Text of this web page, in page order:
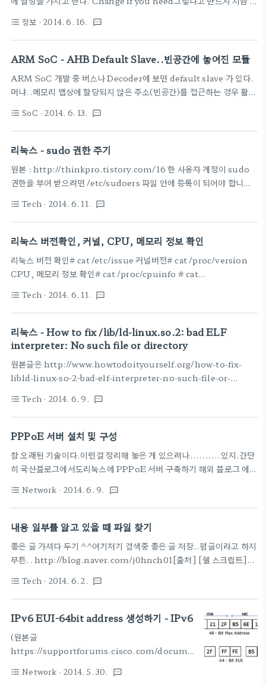
"FF02::1"과 로컬주소 "::1" 도 처리해 주어야 겠지
=) 출처 : How IPv6 Works: IPv6 Mapping
한다. Until Death단, 죽을 때까지 할 수 있도록, 하도록 한다. 재미있
고 하고 싶은일이니까. Red Umbrella by Jonathan Kos-Read
format_list_bulleted 정보 · 2014. 6. 16. textsms
ARM SoC - AHB Default Slave..빈공간에 놓여진 모듈
ARM SoC 개발 중 버스나 Decoder에 보면 default slave 가 있다.
머냐..메모리 맵상에 할당되지 않은 주소(빈공간)를 접근하는 경우 활성
HREADYOUT은 물론 잘 띄워줘야 하고, 읽기든 쓰기든 끝이 나게 하
려면 꼭 띄워줘야하고또 하나, HRESP에 에러를 띄워주는 것. 왜냐면
여기는 빈공간이니까~~
topic=/com.arm.doc.faqs/ka3445.htmlGeneral: What is a
default slave?Applies to: AHBAnswerIf the memory map
of a system does not define the full ..
format_list_bulleted SoC · 2014. 6. 13. textsms
리눅스 - sudo 권한 주기
원본 : http://thinkpro.tistory.com/16 한 사용자 계정이 sudo
권한을 부여 받으려면 /etc/sudoers 파일 안에 등록이 되어야 합니다.
/etc/sudoers 에 접근 /etc/sudoers 파일 내에서 .... # User
privilege specification root ALL=(ALL:ALL) ALL .... 이 곳
에 [userid] ALL=(ALL:ALL) ALL // [userid] 는 권한을 부여
format_list_bulleted Tech · 2014. 6. 11. textsms
리눅스 버전확인, 커널, CPU, 메모리 정보 확인
리눅스 버전 확인# cat /etc/issue 커널버전# cat /proc/version
CPU, 메모리 정보 확인# cat /proc/cpuinfo # cat
format_list_bulleted Tech · 2014. 6. 11. textsms
리눅스 - How to fix /lib/ld-linux.so.2: bad ELF
interpreter: No such file or directory
원본글은 http://www.howtodoityourself.org/how-to-fix-
libld-linux-so-2-bad-elf-interpreter-no-such-file-or-
는 하다 ^^)/lib/ld-linux.so.2: bad ELF interpreter: No such
file or directory 이렇게 해결하자. :)On any RPM based
distribution
glibc.i686On any DEB based distribution
(Debian/Ubuntu/Mint/Crunchbang):apt-get upda..
format_list_bulleted Tech · 2014. 6. 9. textsms
PPPoE 서버 설치 및 구성
참 오래된 기술이다.이런걸 정리해 놓은 게 있으려나..........있지.간단
히 국산블로그에서도리눅스에 PPPoE 서버 구축하기 해외 블로그 에서
to-do-it-yourself.html 간단히 옮겨보자꾸나. 1. Make sure you
have an active internet connection. If not, set it up by
using your favorite text editor (I use vim):vim
eth0 inet static address 89.xxx.yyy.zzz #Your pu..
format_list_bulleted Network · 2014. 6. 9. textsms
내용 일부를 알고 있을 때 파일 찾기
좋은 글 가져다 두기 ^^여기저기 검색중 좋은 글 저장..펌글이라고 하지
무튼.. http://blog.naver.com/j0hnch01[출처] [쉘 스크립트]소
include="*.v" "task write" *[출처] [쉘 스크립트]소스의 내용 일
부를 알고 있을 때 파일 찾기|작성자 j0hnch01 확장자 .v 인 파일에서
"task write" 라는 문자열이 있는 것을 찾아주는 명령..쉽지만 잘 안외
워진다는..손에 익어야 하는데 윈도우 사용자라 ㅋㅋ무튼 끝.
format_list_bulleted Tech · 2014. 6. 2. textsms
IPv6 EUI-64bit address 생성하기 - IPv6
(원본글
https://supportforums.cisco.com/document/100566/
Interface-ID를 생성해 내는 방식에 관한 것이다.약
format_list_bulleted Network · 2014. 5. 30. textsms